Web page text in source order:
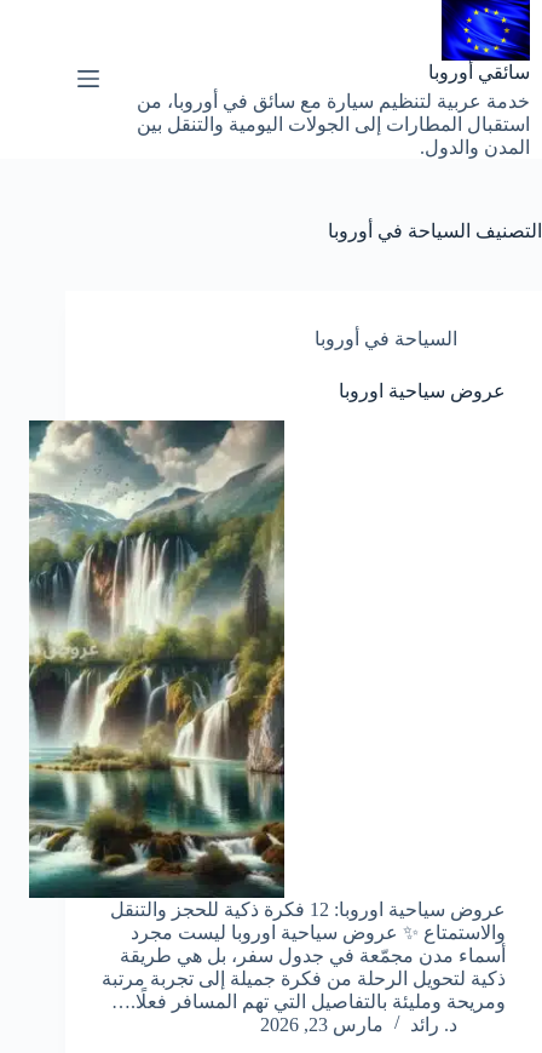
التجاوز
إلى
المحتوى
سائقي أوروبا
خدمة عربية لتنظيم سيارة مع سائق في أوروبا، من
استقبال المطارات إلى الجولات اليومية والتنقل بين
المدن والدول.
التصنيف السياحة في أوروبا
السياحة في أوروبا
عروض سياحية اوروبا
عروض سياحية اوروبا: 12 فكرة ذكية للحجز والتنقل
والاستمتاع ✨ عروض سياحية اوروبا ليست مجرد
أسماء مدن مجمّعة في جدول سفر، بل هي طريقة
ذكية لتحويل الرحلة من فكرة جميلة إلى تجربة مرتبة
ومريحة ومليئة بالتفاصيل التي تهم المسافر فعلًا.…
د. رائد
مارس 23, 2026